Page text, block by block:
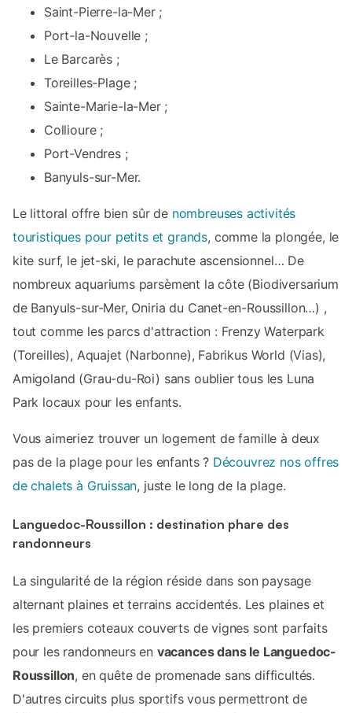
Saint-Pierre-la-Mer ;
Port-la-Nouvelle ;
Le Barcarès ;
Toreilles-Plage ;
Sainte-Marie-la-Mer ;
Collioure ;
Port-Vendres ;
Banyuls-sur-Mer.
Le littoral offre bien sûr de nombreuses activités
touristiques pour petits et grands, comme la plongée, le
kite surf, le jet-ski, le parachute ascensionnel… De
nombreux aquariums parsèment la côte (Biodiversarium
de Banyuls-sur-Mer, Oniria du Canet-en-Roussillon…) ,
tout comme les parcs d'attraction : Frenzy Waterpark
(Toreilles), Aquajet (Narbonne), Fabrikus World (Vias),
Amigoland (Grau-du-Roi) sans oublier tous les Luna
Park locaux pour les enfants.
Vous aimeriez trouver un logement de famille à deux
pas de la plage pour les enfants ? Découvrez nos offres
de chalets à Gruissan, juste le long de la plage.
Languedoc-Roussillon : destination phare des
randonneurs
La singularité de la région réside dans son paysage
alternant plaines et terrains accidentés. Les plaines et
les premiers coteaux couverts de vignes sont parfaits
pour les randonneurs en vacances dans le Languedoc-
Roussillon, en quête de promenade sans difficultés.
D'autres circuits plus sportifs vous permettront de